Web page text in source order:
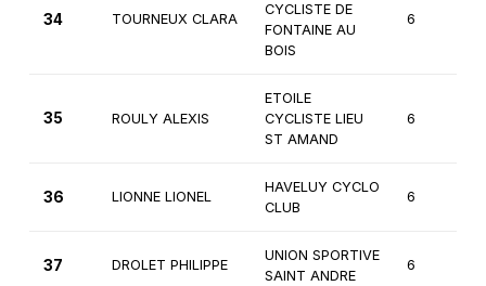
34 TOURNEUX CLARA
CYCLISTE DE
FONTAINE AU
BOIS
6
35 ROULY ALEXIS
ETOILE
CYCLISTE LIEU
ST AMAND
6
36 LIONNE LIONEL
HAVELUY CYCLO
CLUB
6
37 DROLET PHILIPPE
UNION SPORTIVE
SAINT ANDRE
6